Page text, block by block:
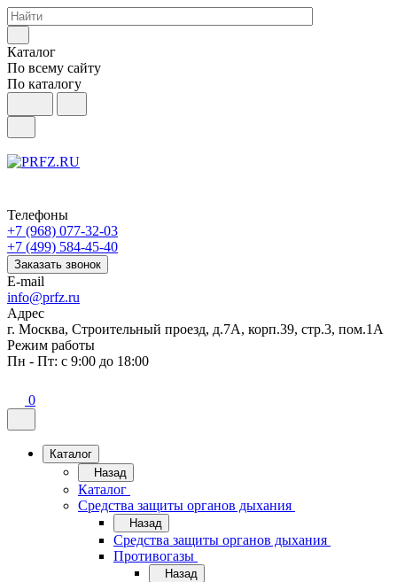
Каталог
По всему сайту
По каталогу
Телефоны
+7 (968) 077-32-03
+7 (499) 584-45-40
Заказать звонок
E-mail
info@prfz.ru
Адрес
г. Москва, Строительный проезд, д.7А, корп.39, стр.3, пом.1А
Режим работы
Пн - Пт: с 9:00 до 18:00
0
Каталог
Назад
Каталог
Средства защиты органов дыхания
Назад
Средства защиты органов дыхания
Противогазы
Назад